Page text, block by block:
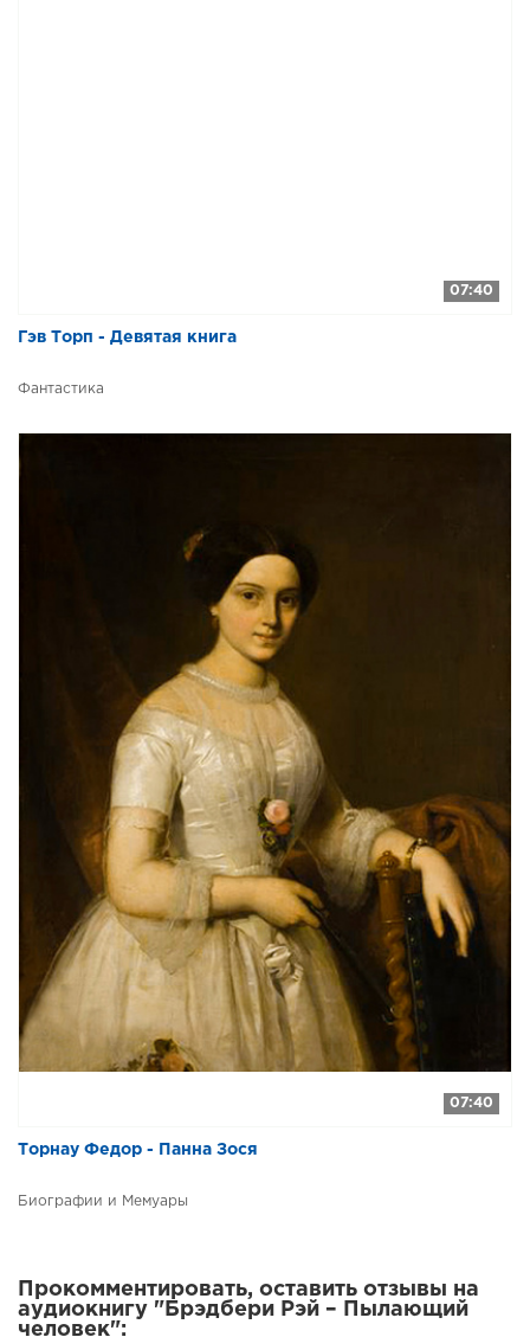
07:40
Гэв Торп - Девятая книга
Фантастика
07:40
Торнау Федор - Панна Зося
Биографии и Мемуары
Прокомментировать, оставить отзывы на
аудиокнигу "Брэдбери Рэй – Пылающий
человек":